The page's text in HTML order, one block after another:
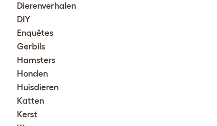
Dierenverhalen
DIY
Enquêtes
Gerbils
Hamsters
Honden
Huisdieren
Katten
Kerst